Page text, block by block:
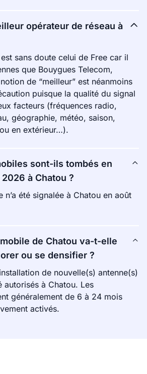
opérateur de réseau à
sans doute celui de Free car il
que Bouygues Telecom,
de “meilleur” est néanmoins
puisque la qualité du signal
facteurs (fréquences radio,
géographie, météo, saison,
en extérieur…).
sont-ils tombés en
à Chatou ?
n’a été signalée à Chatou en août
de Chatou va-t-elle
ou se densifier ?
de nouvelle(s) antenne(s)
autorisés à Chatou. Les
généralement de 6 à 24 mois
activés.